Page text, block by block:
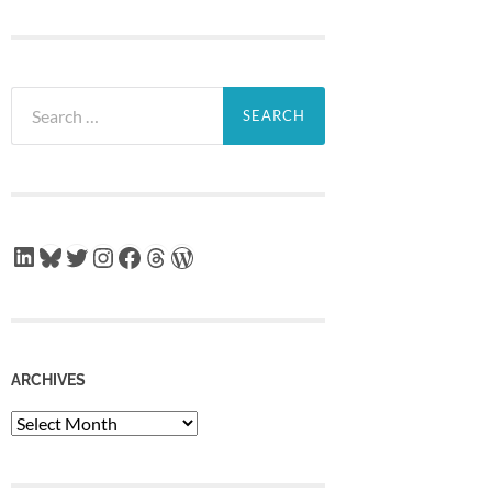
for:
LinkedIn
Bluesky
Twitter
Instagram
Facebook
Threads
WordPress
ARCHIVES
Archives